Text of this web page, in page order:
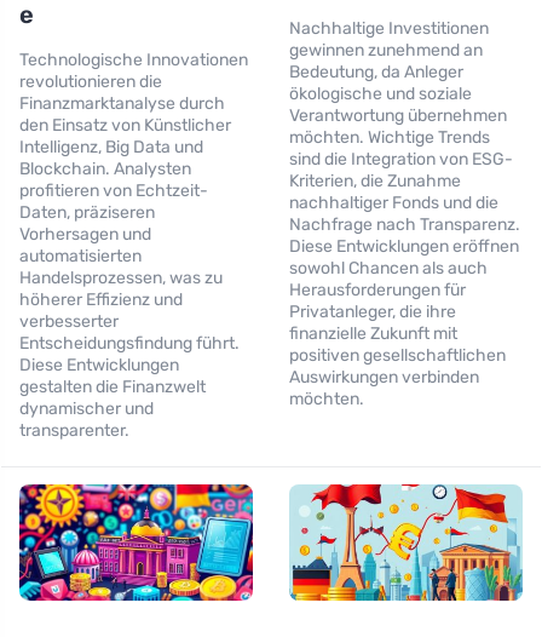
e
Technologische Innovationen
revolutionieren die
Finanzmarktanalyse durch
den Einsatz von Künstlicher
Intelligenz, Big Data und
Blockchain. Analysten
profitieren von Echtzeit-
Daten, präziseren
Vorhersagen und
automatisierten
Handelsprozessen, was zu
höherer Effizienz und
verbesserter
Entscheidungsfindung führt.
Diese Entwicklungen
gestalten die Finanzwelt
dynamischer und
transparenter.
Nachhaltige Investitionen
gewinnen zunehmend an
Bedeutung, da Anleger
ökologische und soziale
Verantwortung übernehmen
möchten. Wichtige Trends
sind die Integration von ESG-
Kriterien, die Zunahme
nachhaltiger Fonds und die
Nachfrage nach Transparenz.
Diese Entwicklungen eröffnen
sowohl Chancen als auch
Herausforderungen für
Privatanleger, die ihre
finanzielle Zukunft mit
positiven gesellschaftlichen
Auswirkungen verbinden
möchten.